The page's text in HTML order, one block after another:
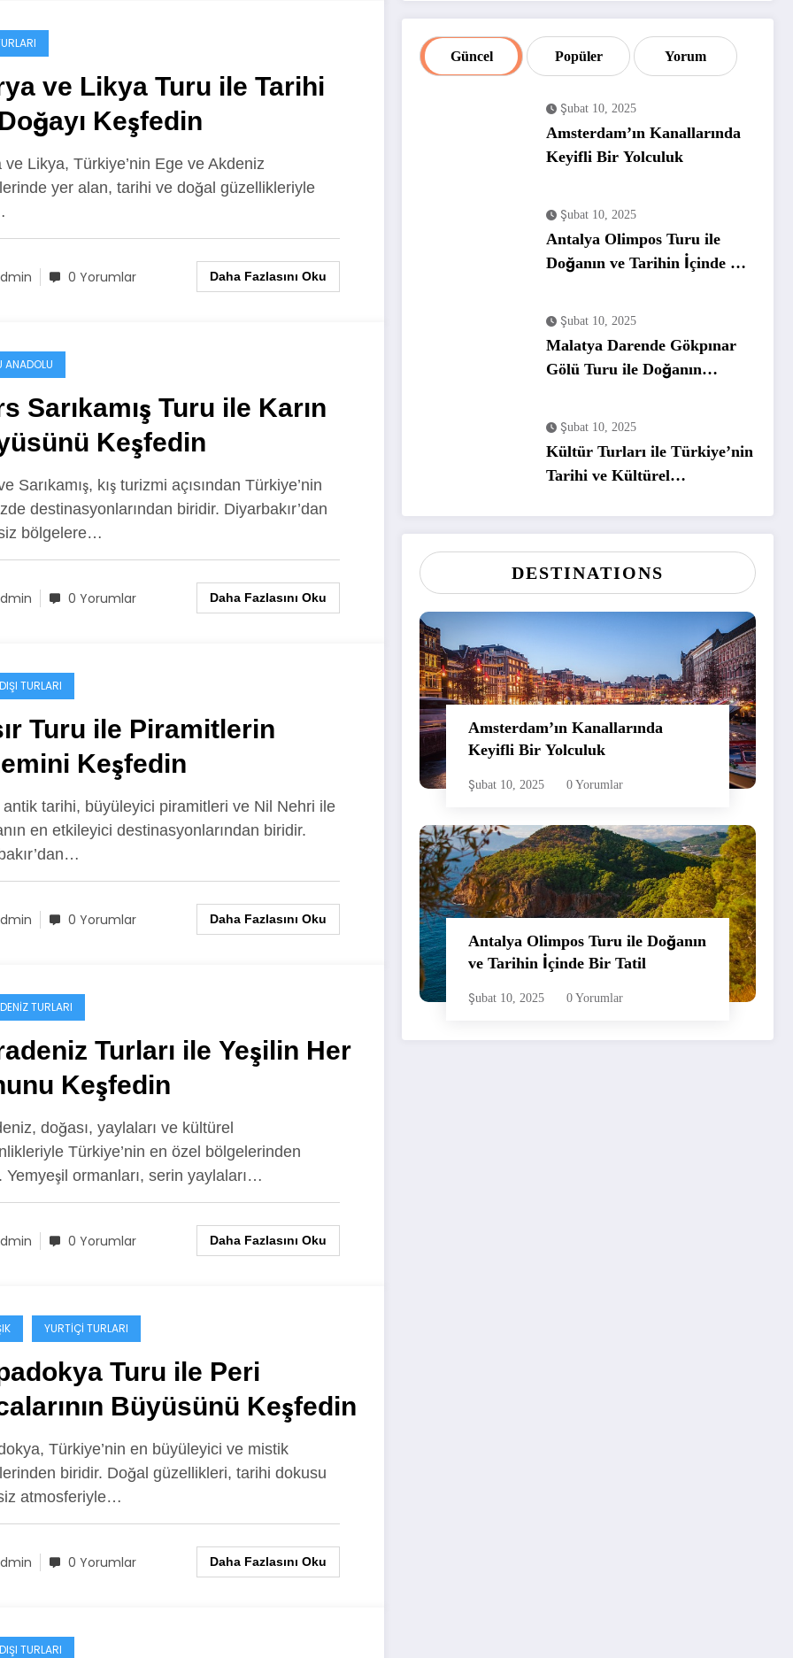
ve Likya Turu ile Tarihi
Keşfedin
ve Likya, Türkiye’nin Ege ve Akdeniz
yer alan, tarihi ve doğal güzellikleriyle
0 Yorumlar Daha Fazlasını Oku
ANADOLU
Sarıkamış Turu ile Karın
Keşfedin
Sarıkamış, kış turizmi açısından Türkiye’nin
destinasyonlarından biridir. Diyarbakır’dan
bölgelere…
0 Yorumlar Daha Fazlasını Oku
TURLARI
Turu ile Piramitlerin
Keşfedin
antik tarihi, büyüleyici piramitleri ve Nil Nehri ile
en etkileyici destinasyonlarından biridir.
0 Yorumlar Daha Fazlasını Oku
TURLARI
Turları ile Yeşilin Her
Keşfedin
doğası, yaylaları ve kültürel
Türkiye’nin en özel bölgelerinden
Yemyeşil ormanları, serin yaylaları…
0 Yorumlar Daha Fazlasını Oku
YURTIÇI TURLARI
Turu ile Peri
Büyüsünü Keşfedin
Türkiye’nin en büyüleyici ve mistik
biridir. Doğal güzellikleri, tarihi dokusu
atmosferiyle…
0 Yorumlar Daha Fazlasını Oku
TURLARI
Güncel Popüler Yorum
Şubat 10, 2025
Amsterdam’ın Kanallarında
Keyifli Bir Yolculuk
Şubat 10, 2025
Antalya Olimpos Turu ile
Doğanın ve Tarihin İçinde Bir
Şubat 10, 2025
Malatya Darende Gökpınar
Gölü Turu ile Doğanın
Şubat 10, 2025
Kültür Turları ile Türkiye’nin
Tarihi ve Kültürel
DESTINATIONS
Amsterdam’ın Kanallarında
Keyifli Bir Yolculuk
Şubat 10, 2025 0 Yorumlar
Antalya Olimpos Turu ile Doğanın
ve Tarihin İçinde Bir Tatil
Şubat 10, 2025 0 Yorumlar